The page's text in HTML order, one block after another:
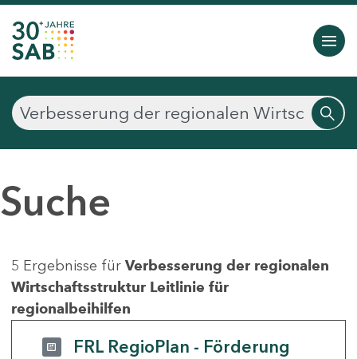
Suche
5 Ergebnisse für Verbesserung der regionalen
Wirtschaftsstruktur Leitlinie für
regionalbeihilfen
FRL RegioPlan - Förderung